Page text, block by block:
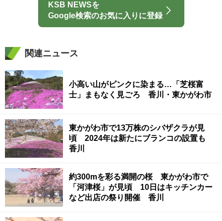
KSB NEWSを
Google検索のお気に入りに登録
関連ニュース
小高い山がピンクに染まる…「芝桜富
士」まもなく見ごろ 香川・東かがわ市
東かがわ市で13万株のシバザクラが見
頃 2024年は新たにブランコの設置も
香川
約300mを彩る満開の桜 東かがわ市で
「河津桜」が見頃 10日はキッチンカー
など出店の祭り開催 香川